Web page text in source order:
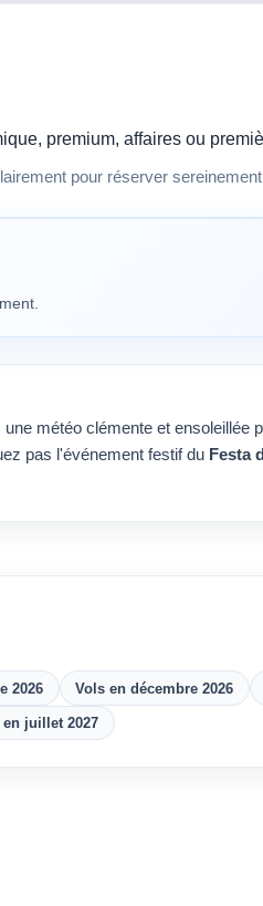
premium, affaires ou
pour réserver
une météo clémente et ensoleillée
pas l'événement festif du Festa
2026 Vols en décembre 2026
en juillet 2027